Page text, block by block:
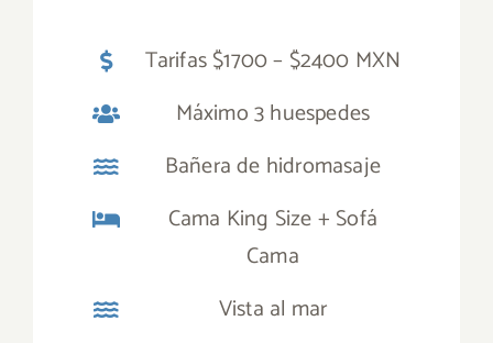
Tarifas $1700 – $2400 MXN
Máximo 3 huespedes
Bañera de hidromasaje
Cama King Size + Sofá
Cama
Vista al mar